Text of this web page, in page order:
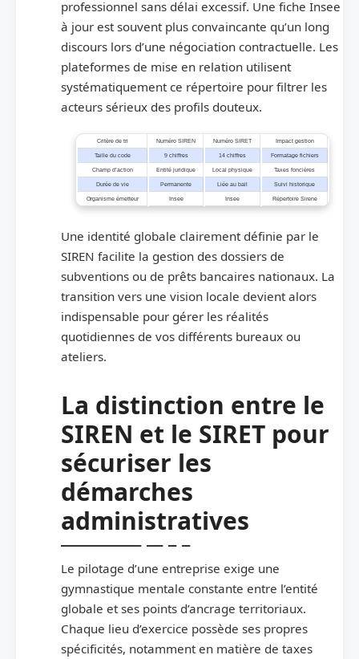
professionnel sans délai excessif. Une fiche Insee
à jour est souvent plus convaincante qu’un long
discours lors d’une négociation contractuelle. Les
plateformes de mise en relation utilisent
systématiquement ce répertoire pour filtrer les
acteurs sérieux des profils douteux.
Critère de tri Numéro SIREN Numéro SIRET Impact gestion
Taille du code 9 chiffres 14 chiffres Formatage fichiers
Champ d’action Entité juridique Local physique Taxes foncières
Durée de vie Permanente Liée au bail Suivi historique
Organisme émetteur Insee Insee Répertoire Sirene
Une identité globale clairement définie par le
SIREN facilite la gestion des dossiers de
subventions ou de prêts bancaires nationaux. La
transition vers une vision locale devient alors
indispensable pour gérer les réalités
quotidiennes de vos différents bureaux ou
ateliers.
La distinction entre le
SIREN et le SIRET pour
sécuriser les
démarches
administratives
Le pilotage d’une entreprise exige une
gymnastique mentale constante entre l’entité
globale et ses points d’ancrage territoriaux.
Chaque lieu d’exercice possède ses propres
spécificités, notamment en matière de taxes